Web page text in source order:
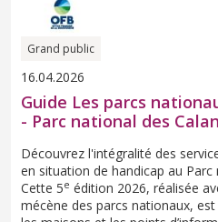
Grand public
16.04.2026
Guide Les parcs
- Parc national des
Découvrez l'intégralité des
en situation de handicap au Parc
Cette 5e édition 2026, réalisée
mécène des parcs nationaux,